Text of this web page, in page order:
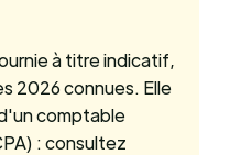
à titre indicatif,
2026 connues. Elle
comptable
: consultez